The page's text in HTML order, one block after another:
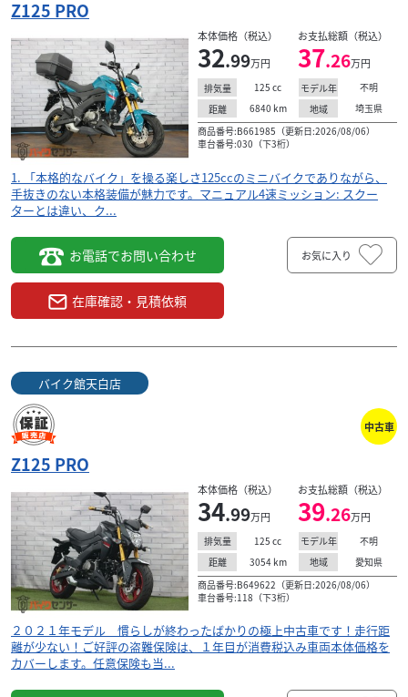
Z125 PRO
本体価格（税込）
32.99万円
お支払総額（税込）
37.26万円
排気量 125 cc モデル年
不明
距離
6840 km 地域
埼玉県
商品番号:B661985（更新日:2026/08/06）
車台番号:030（下3桁）
1. 「本格的なバイク」を操る楽しさ125ccのミニバイクでありながら、
手抜きのない本格装備が魅力です。マニュアル4速ミッション: スクー
ターとは違い、ク...
お電話でお問い合わせ
在庫確認・見積依頼
お気に入り
バイク館天白店
中古車
Z125 PRO
本体価格（税込）
34.99万円
お支払総額（税込）
39.26万円
排気量 125 cc モデル年
不明
距離
3054 km 地域
愛知県
商品番号:B649622（更新日:2026/08/06）
車台番号:118（下3桁）
２０２１年モデル 慣らしが終わったばかりの極上中古車です！走行距
離が少ない！ご好評の盗難保険は、１年目が消費税込み車両本体価格を
カバーします。任意保険も当...